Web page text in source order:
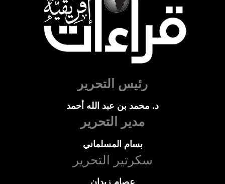
رئيس التحرير
د. محمد بن عبد الله أحمد
مدير التحرير
بسام المسلماني
سكرتير التحرير